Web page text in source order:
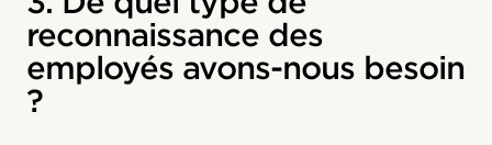
reconnaissance des
employés avons-nous besoin
?